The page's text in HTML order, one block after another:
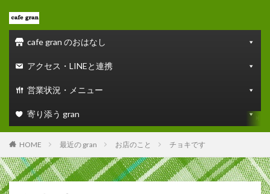
cafe gran のおはなし
アクセス・LINEと連携
営業状況・メニュー
寄り添う gran
HOME 最近の gran お店のこと チョキです